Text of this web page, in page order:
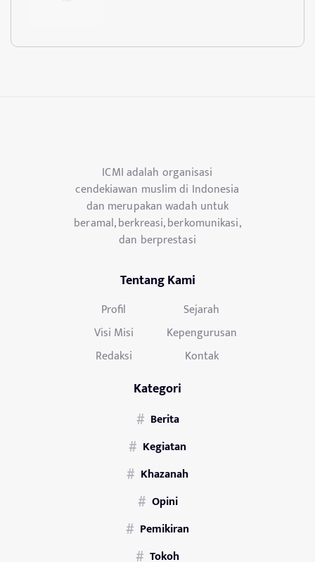
ICMI adalah organisasi
cendekiawan muslim di Indonesia
dan merupakan wadah untuk
beramal, berkreasi, berkomunikasi,
dan berprestasi
Tentang Kami
Profil
Sejarah
Visi Misi
Kepengurusan
Redaksi
Kontak
Kategori
Berita
Kegiatan
Khazanah
Opini
Pemikiran
Tokoh